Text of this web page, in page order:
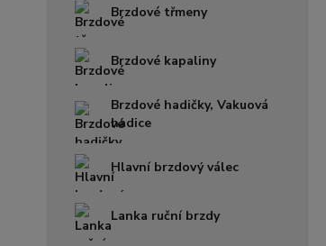
Brzdové třmeny
Brzdové kapaliny
Brzdové hadičky, Vakuová
hadice
Hlavní brzdový válec
Lanka ruční brzdy